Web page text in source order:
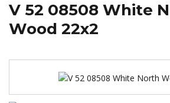
V 52 08508 White
Wood 22x2